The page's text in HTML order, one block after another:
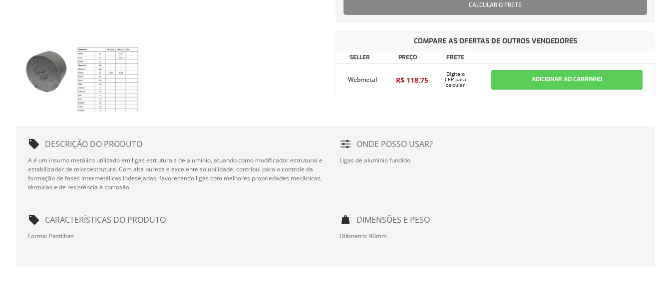
CALCULAR O FRETE
COMPARE AS OFERTAS DE OUTROS VENDEDORES
SELLER PREÇO FRETE
Webmetal R$ 118,75
Digite o
CEP para
calcular
ADICIONAR AO CARRINHO
DESCRIÇÃO DO PRODUTO
A é um insumo metálico utilizado em ligas estruturais de alumínio, atuando como modificador estrutural e
estabilizador de microestrutura. Com alta pureza e excelente solubilidade, contribui para o controle da
formação de fases intermetálicas indesejadas, favorecendo ligas com melhores propriedades mecânicas,
térmicas e de resistência à corrosão.
ONDE POSSO USAR?
Ligas de alumínio fundido
CARACTERÍSTICAS DO PRODUTO
Forma: Pastilhas
DIMENSÕES E PESO
Diâmetro: 90mm